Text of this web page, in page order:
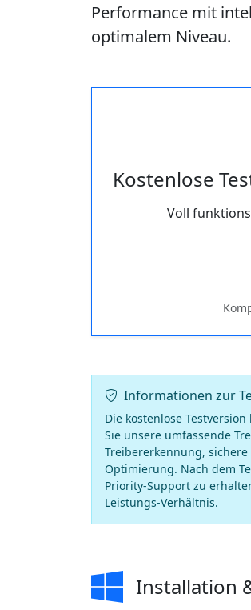
Performance mit
optimalem Niveau.
Kostenlose
Voll
Informationen zur
Die kostenlose
Sie unsere umfassende
Treibererkennung,
Optimierung. Nach dem
Priority-Support zu
Leistungs-Verhältnis.
Installation